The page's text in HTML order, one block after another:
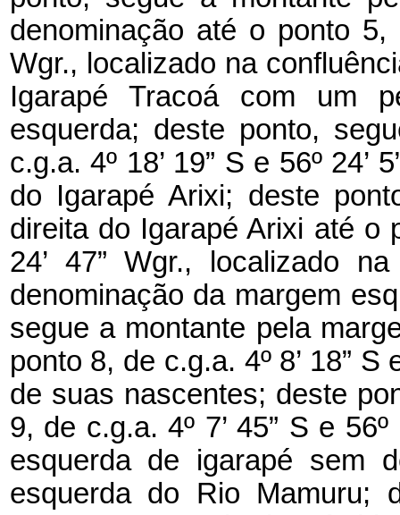
denominação até o ponto 5,
Wgr., localizado na
Igarapé Tracoá com um
esquerda; deste ponto,
c.g.a. 4º 18’ 19” S e 56º
do Igarapé Arixi; deste
direita do Igarapé Arixi até o
24’ 47” Wgr., localizado
denominação da margem
segue a montante pela
ponto 8, de c.g.a. 4º 8’ 18” S
de suas nascentes; deste
9, de c.g.a. 4º 7’ 45” S e
esquerda de igarapé sem
esquerda do Rio Mamuru;